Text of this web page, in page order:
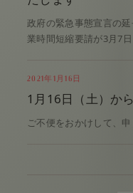
政府の緊急事態宣言の
業時間短縮要請が3月7
2021年1月16日
1月16日（土）か
ご不便をおかけして、申